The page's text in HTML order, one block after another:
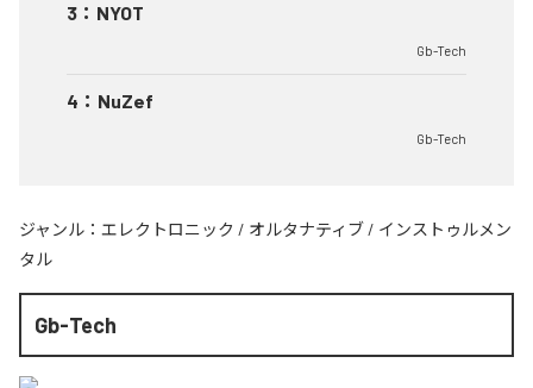
3 ： NYOT
Gb-Tech
4 ： NuZef
Gb-Tech
ジャンル： エレクトロニック / オルタナティブ / インストゥルメン
タル
Gb-Tech